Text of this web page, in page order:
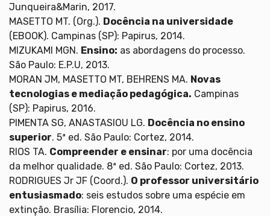
Junqueira&Marin, 2017.
MASETTO MT. (Org.). Docência na universidade
(EBOOK). Campinas (SP): Papirus, 2014.
MIZUKAMI MGN. Ensino: as abordagens do processo.
São Paulo: E.P.U, 2013.
MORAN JM, MASETTO MT, BEHRENS MA. Novas
tecnologias e mediação pedagógica. Campinas
(SP): Papirus, 2016.
PIMENTA SG, ANASTASIOU LG. Docência no ensino
superior. 5ª ed. São Paulo: Cortez, 2014.
RIOS TA. Compreender e ensinar: por uma docência
da melhor qualidade. 8ª ed. São Paulo: Cortez, 2013.
RODRIGUES Jr JF (Coord.). O professor universitário
entusiasmado: seis estudos sobre uma espécie em
extinção. Brasília: Florencio, 2014.